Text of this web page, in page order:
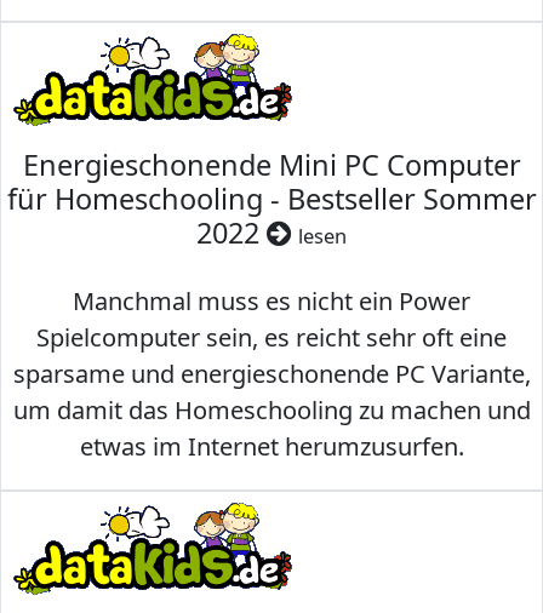
Energieschonende Mini PC Computer
für Homeschooling - Bestseller Sommer
2022
lesen
Manchmal muss es nicht ein Power
Spielcomputer sein, es reicht sehr oft eine
sparsame und energieschonende PC Variante,
um damit das Homeschooling zu machen und
etwas im Internet herumzusurfen.